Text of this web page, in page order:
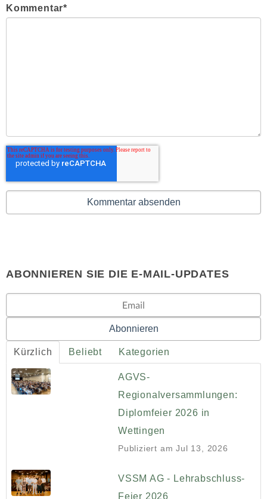
Kommentar*
ABONNIEREN SIE DIE E-MAIL-UPDATES
Kürzlich Beliebt Kategorien
AGVS-
Regionalversammlungen:
Diplomfeier 2026 in
Wettingen
Publiziert am Jul 13, 2026
VSSM AG - Lehrabschluss-
Feier 2026